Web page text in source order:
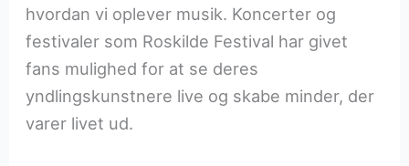
hvordan vi oplever musik. Koncerter og
festivaler som Roskilde Festival har givet
fans mulighed for at se deres
yndlingskunstnere live og skabe minder, der
varer livet ud.